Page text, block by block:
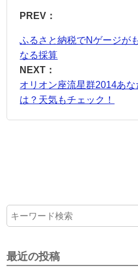
PREV：
ふるさと納税でNゲージが
なる採算
NEXT：
オリオン座流星群2014あ
は？天気もチェック！
最近の投稿